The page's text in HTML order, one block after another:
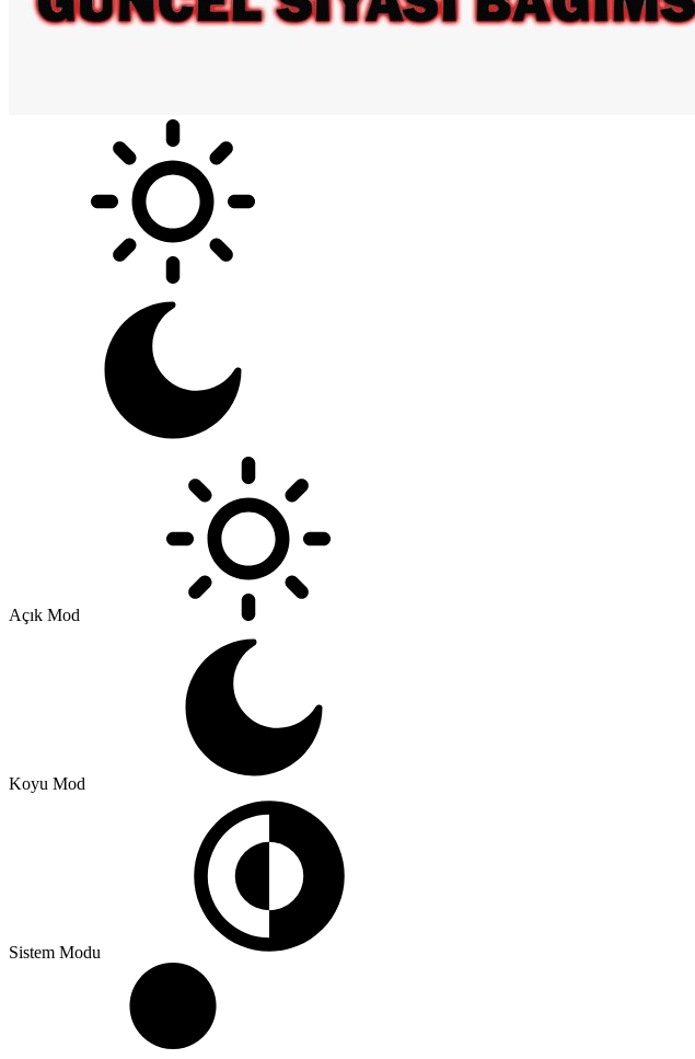
Açık Mod
Koyu Mod
Sistem Modu